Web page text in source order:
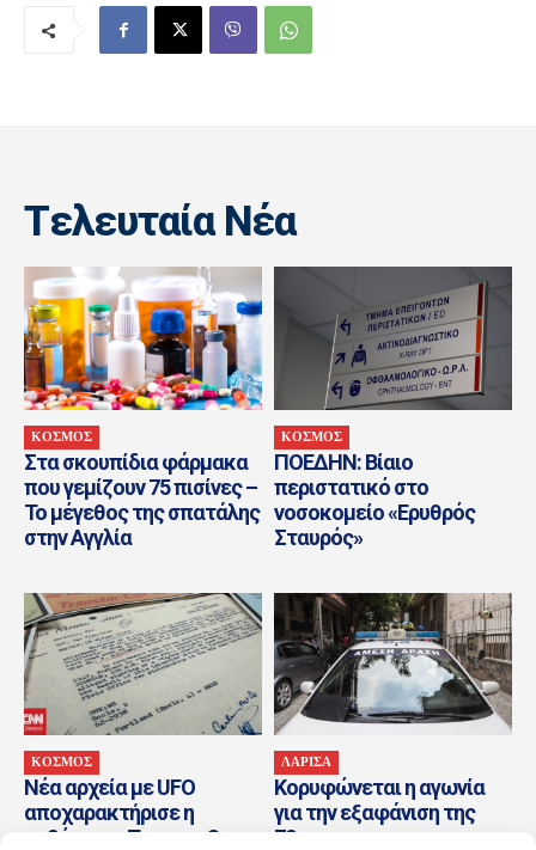
Tελευταία Nέα
ΚΟΣΜΟΣ
Στα σκουπίδια φάρμακα
που γεμίζουν 75 πισίνες –
Το μέγεθος της σπατάλης
στην Αγγλία
ΚΟΣΜΟΣ
ΠΟΕΔΗΝ: Βίαιο
περιστατικό στο
νοσοκομείο «Ερυθρός
Σταυρός»
ΚΟΣΜΟΣ
Νέα αρχεία με UFO
αποχαρακτήρισε η
κυβέρνηση Τραμπ – Οι
ΛΑΡΙΣΑ
Κορυφώνεται η αγωνία
για την εξαφάνιση της
72χρονης